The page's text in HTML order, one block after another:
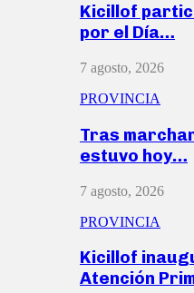
Kicillof
por el Día…
7 agosto, 2026
PROVINCIA
Tras
estuvo hoy…
7 agosto, 2026
PROVINCIA
Kicillof
Atención